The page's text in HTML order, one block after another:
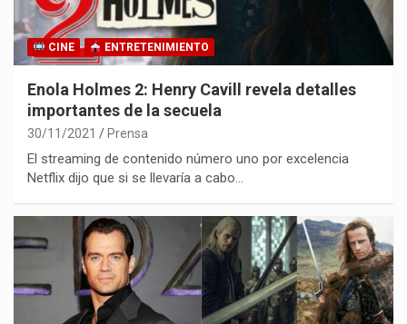
CINE ENTRETENIMIENTO
Enola Holmes 2: Henry Cavill revela detalles
importantes de la secuela
30/11/2021 Prensa
El streaming de contenido número uno por excelencia
Netflix dijo que si se llevaría a cabo…